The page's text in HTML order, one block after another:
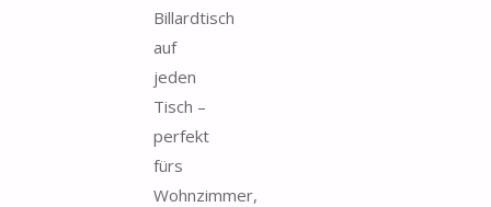
Billardtisch
auf
jeden
Tisch –
perfekt
fürs
Wohnzimmer,